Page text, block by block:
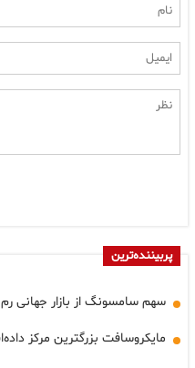
پربیننده‌ترین
سهم سامسونگ از بازار جهانی
مایکروسافت بزرگترین مرکز